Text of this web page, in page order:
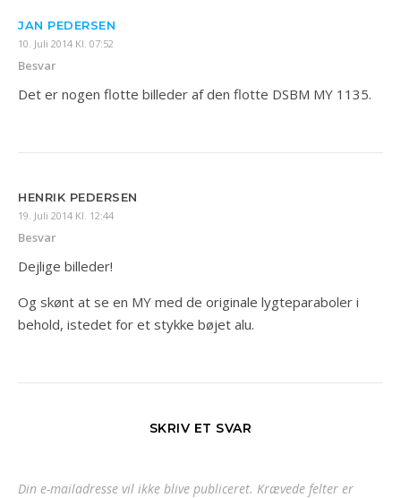
JAN PEDERSEN
10. Juli 2014 Kl. 07:52
Besvar
Det er nogen flotte billeder af den flotte DSBM MY 1135.
HENRIK PEDERSEN
19. Juli 2014 Kl. 12:44
Besvar
Dejlige billeder!
Og skønt at se en MY med de originale lygteparaboler i
behold, istedet for et stykke bøjet alu.
SKRIV ET SVAR
Din e-mailadresse vil ikke blive publiceret. Krævede felter er